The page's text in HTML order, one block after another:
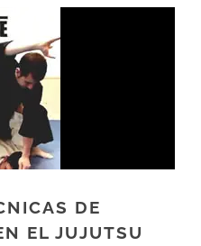
DE
EL JUJUTSU